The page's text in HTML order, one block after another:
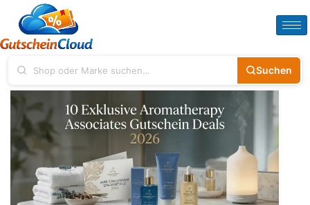
Suchen